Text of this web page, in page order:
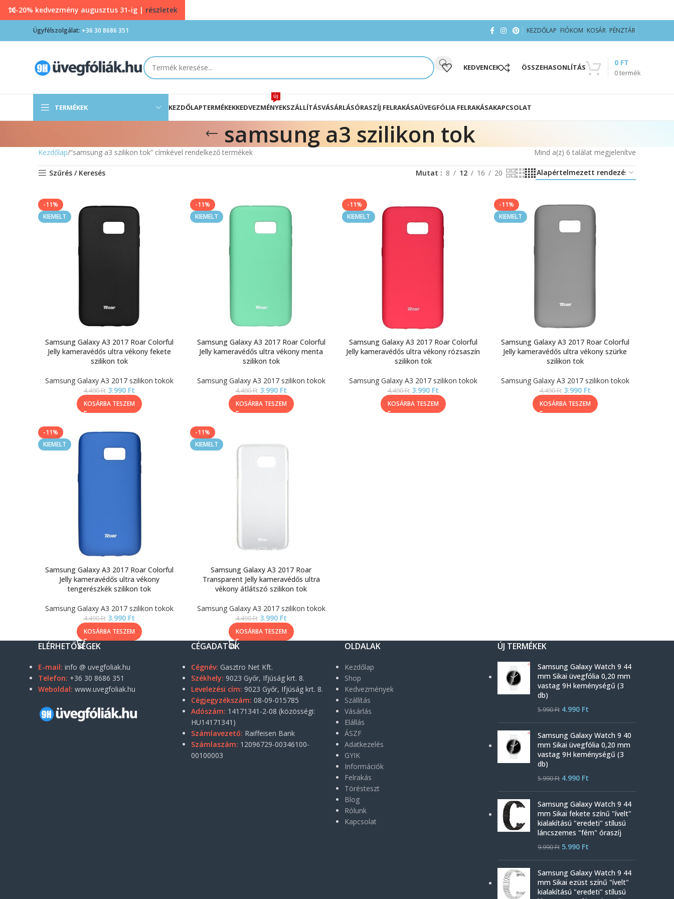
Ügyfélszolgálat: +36 30 8686 351 KEZDŐLAP FIÓKOM KOSÁR PÉNZTÁR
KEDVENCEK ÖSSZEHASONLÍTÁS
0termék
0 FT
TERMÉKEK KEZDŐLAPTERMÉKEKKEDVEZMÉNYEK
ÚJ
SZÁLLÍTÁSVÁSÁRLÁSÓRASZÍJ FELRAKÁSAÜVEGFÓLIA FELRAKÁSAKAPCSOLAT
samsung a3 szilikon tok
Kezdőlap “samsung a3 szilikon tok” címkével rendelkező termékek Mind a(z) 6 találat megjelenítve
Szűrés / Keresés Mutat 8 12 16 20
-11%
KIEMELT
Samsung Galaxy A3 2017 Roar Colorful
Jelly kameravédős ultra vékony fekete
szilikon tok
Samsung Galaxy A3 2017 szilikon tokok
4.490Ft 3.990 Ft
KOSÁRBA TESZEM
-11%
KIEMELT
Samsung Galaxy A3 2017 Roar Colorful
Jelly kameravédős ultra vékony menta
szilikon tok
Samsung Galaxy A3 2017 szilikon tokok
4.490Ft 3.990 Ft
KOSÁRBA TESZEM
-11%
KIEMELT
Samsung Galaxy A3 2017 Roar Colorful
Jelly kameravédős ultra vékony rózsaszín
szilikon tok
Samsung Galaxy A3 2017 szilikon tokok
4.490Ft 3.990 Ft
KOSÁRBA TESZEM
-11%
KIEMELT
Samsung Galaxy A3 2017 Roar Colorful
Jelly kameravédős ultra vékony szürke
szilikon tok
Samsung Galaxy A3 2017 szilikon tokok
4.490Ft 3.990 Ft
KOSÁRBA TESZEM
-11%
KIEMELT
Samsung Galaxy A3 2017 Roar Colorful
Jelly kameravédős ultra vékony
tengerészkék szilikon tok
Samsung Galaxy A3 2017 szilikon tokok
4.490Ft 3.990 Ft
KOSÁRBA TESZEM
-11%
KIEMELT
Samsung Galaxy A3 2017 Roar
Transparent Jelly kameravédős ultra
vékony átlátszó szilikon tok
Samsung Galaxy A3 2017 szilikon tokok
4.490Ft 3.990 Ft
KOSÁRBA TESZEM
ELÉRHETŐSÉGEK
E-mail: info @ uvegfoliak.hu
Telefon: +36 30 8686 351
Weboldal: www.uvegfoliak.hu
CÉGADATOK
Cégnév: Gasztro Net Kft.
Székhely: 9023 Győr, Ifjúság krt. 8.
Levelezési cím: 9023 Győr, Ifjúság krt. 8.
Cégjegyzékszám: 08-09-015785
Adószám: 14171341-2-08 (közösségi:
HU14171341)
Számlavezető: Raiffeisen Bank
Számlaszám: 12096729-00346100-
00100003
OLDALAK
Kezdőlap
Shop
Kedvezmények
Szállítás
Vásárlás
Elállás
ÁSZF
Adatkezelés
GYIK
Információk
Felrakás
Törésteszt
Blog
Rólunk
Kapcsolat
ÚJ TERMÉKEK
Samsung Galaxy Watch 9 44
mm Sikai üvegfólia 0,20 mm
vastag 9H keménységű (3
db)
5.990Ft 4.990 Ft
Samsung Galaxy Watch 9 40
mm Sikai üvegfólia 0,20 mm
vastag 9H keménységű (3
db)
5.990Ft 4.990 Ft
Samsung Galaxy Watch 9 44
mm Sikai fekete színű "ívelt"
kialakítású "eredeti" stílusú
láncszemes "fém" óraszíj
9.990Ft 5.990 Ft
Samsung Galaxy Watch 9 44
mm Sikai ezüst színű "ívelt"
kialakítású "eredeti" stílusú
10-20% kedvezmény augusztus 31-ig | részletek